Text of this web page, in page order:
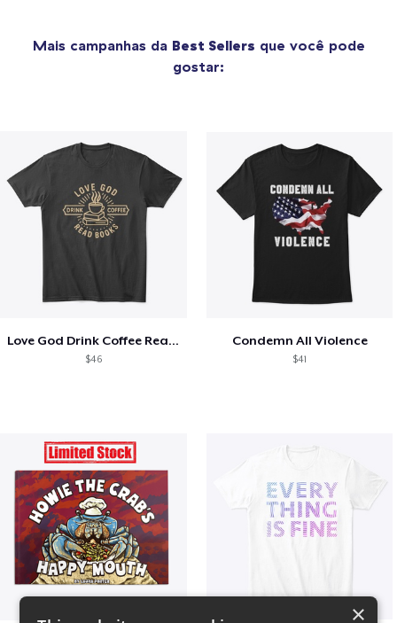
Mais campanhas da Best Sellers que você pode
gostar:
Love God Drink Coffee Read Books
$46
Condemn All Violence
$41
×